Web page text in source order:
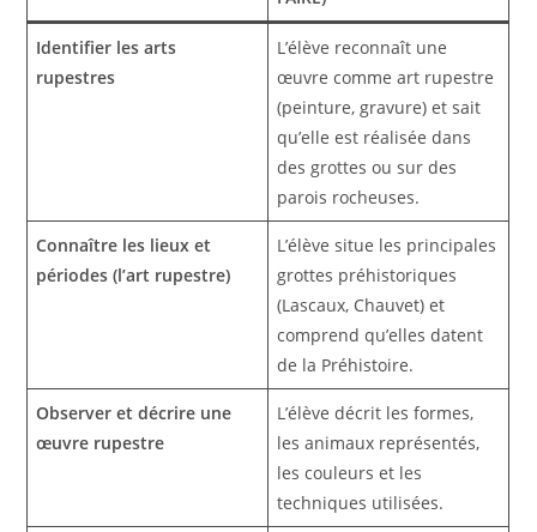
Identifier les arts
rupestres
L’élève reconnaît une
œuvre comme art rupestre
(peinture, gravure) et sait
qu’elle est réalisée dans
des grottes ou sur des
parois rocheuses.
Connaître les lieux et
périodes (l’art rupestre)
L’élève situe les principales
grottes préhistoriques
(Lascaux, Chauvet) et
comprend qu’elles datent
de la Préhistoire.
Observer et décrire une
œuvre rupestre
L’élève décrit les formes,
les animaux représentés,
les couleurs et les
techniques utilisées.